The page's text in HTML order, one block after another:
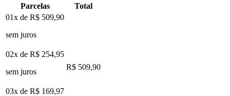
Parcelas
Total
01x de R$ 509,90
sem juros
02x de R$ 254,95
sem juros
R$ 509,90
03x de R$ 169,97